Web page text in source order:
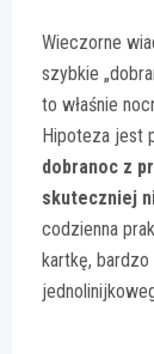
Wieczorne
szybkie
to właśnie
Hipoteza jest
dobranoc z
skuteczniej
codzienna
kartkę,